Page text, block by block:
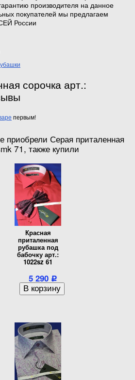
производителя на данное
покупателей мы предлагаем
России
сорочка арт.:
первым!
приобрели Серая приталенная
71, также купили
Красная
приталенная
рубашка под
бабочку арт.:
1022sz 61
5 290 Р